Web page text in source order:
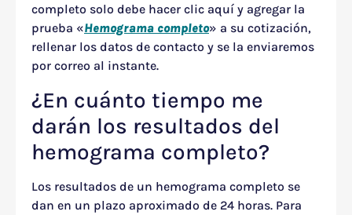
completo solo debe hacer clic aquí y agregar la
prueba «Hemograma completo» a su cotización,
rellenar los datos de contacto y se la enviaremos
por correo al instante.
¿En cuánto tiempo me
darán los resultados del
hemograma completo?
Los resultados de un hemograma completo se
dan en un plazo aproximado de 24 horas. Para